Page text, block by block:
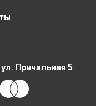
ул. Причальная 5